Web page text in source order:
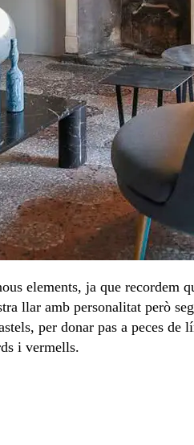
elements, ja que recordem
llar amb personalitat però
per donar pas a peces de
i vermells.